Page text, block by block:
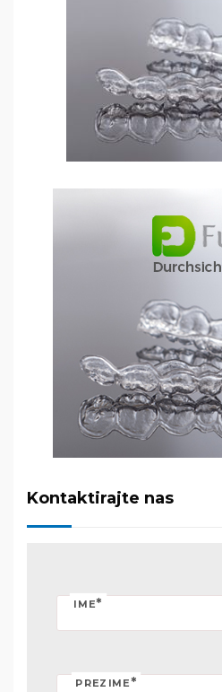
Kontaktirajte nas
IME*
PREZIME *